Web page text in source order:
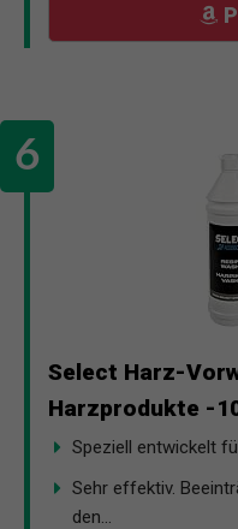
Select Harz-
Harzprodukte -
Speziell entwickelt
Sehr effektiv.
den...